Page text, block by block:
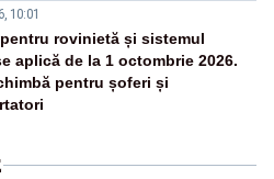
10:01
rovinietă și sistemul
aplică de la 1 octombrie 2026.
pentru șoferi și